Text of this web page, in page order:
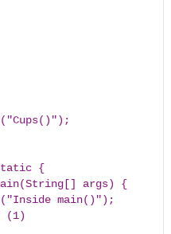
{
args) {
main()");
(1)